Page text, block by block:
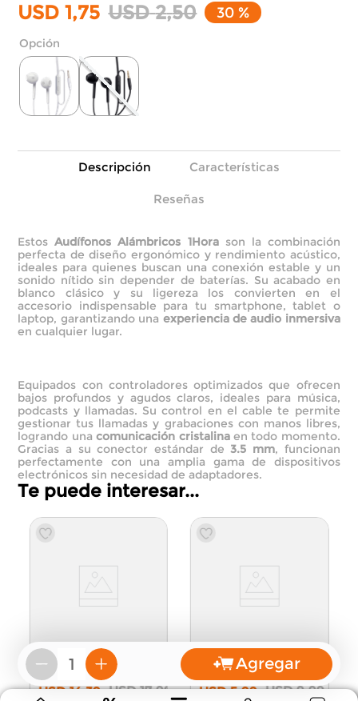
USD 1,75 USD 2,50 30 %
＋
－ Agregar
Descripción Características
Reseñas
EstosAudífonos Alámbricos 1Horason la combinación
perfecta de diseño ergonómico y rendimiento acústico,
ideales para quienes buscan una conexión estable y un
sonido nítido sin depender de baterías. Su acabado en
blanco clásico y su ligereza los convierten en el
accesorio indispensable para tu smartphone, tablet o
laptop, garantizando una experiencia de audio inmersiva
en cualquier lugar.
Equipados con controladores optimizados que ofrecen
bajos profundos y agudos claros, ideales para música,
podcasts y llamadas. Su control en el cable te permite
gestionar tus llamadas y grabaciones con manos libres,
logrando unacomunicación cristalinaen todo momento.
Gracias a su conector estándar de3.5 mm, funcionan
perfectamente con una amplia gama de dispositivos
electrónicos sin necesidad de adaptadores.
Te puede interesar...
Audífonos Inalámbricos
de Diadema
Negro
USD 14,39 USD 17,99
Audífonos Inalámbricos
de Diadema con Orejas
de Gato HZ-BT630
USD 5,99 USD 9,99